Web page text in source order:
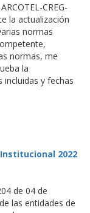
CREG-
la actualización
normas
normas, me
la
incluidas y fechas
2022
de 04 de
las entidades de